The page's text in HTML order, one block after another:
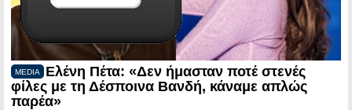
MEDIA
Ελένη Πέτα: «Δεν ήμασταν ποτέ στενές
φίλες με τη Δέσποινα Βανδή, κάναμε απλώς
παρέα»